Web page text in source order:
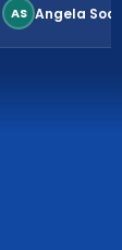
AS Angela